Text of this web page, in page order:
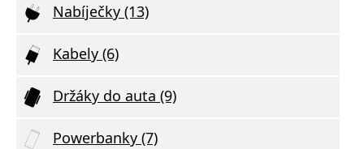
Nabíječky (13)
Kabely (6)
Držáky do auta (9)
Powerbanky (7)